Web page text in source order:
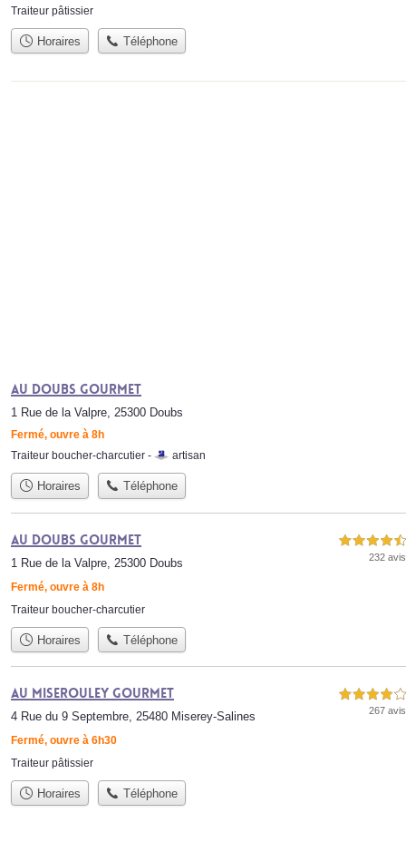
Traiteur pâtissier
Horaires Téléphone
Au Doubs Gourmet
1 Rue de la Valpre, 25300 Doubs
Fermé, ouvre à 8h
Traiteur boucher-charcutier -
artisan
Horaires Téléphone
Au Doubs Gourmet
1 Rue de la Valpre, 25300 Doubs
Fermé, ouvre à 8h
4,5 étoiles sur 5
232 avis
Traiteur boucher-charcutier
Horaires Téléphone
Au Miserouley Gourmet
4 Rue du 9 Septembre, 25480 Miserey-Salines
Fermé, ouvre à 6h30
4,0 étoiles sur 5
267 avis
Traiteur pâtissier
Horaires Téléphone